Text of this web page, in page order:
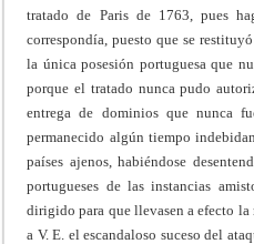
tratado de Paris de 1763, pues
correspondía, puesto que se
la única posesión portuguesa que
porque el tratado nunca pudo
entrega de dominios que nunca
permanecido algún tiempo
países ajenos, habiéndose
portugueses de las instancias
dirigido para que llevasen a efecto
a V. E. el escandaloso suceso del